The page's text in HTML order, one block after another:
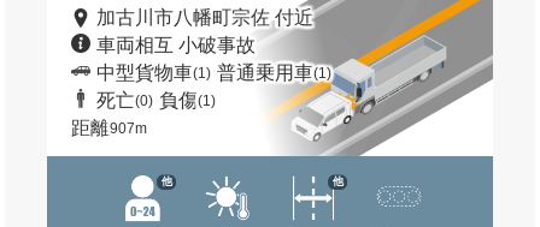
加古川市八幡町宗佐 付近
車両相互 小破事故
中型貨物車(1) 普通乗用車(1)
死亡(0) 負傷(1)
距離907m
他 他